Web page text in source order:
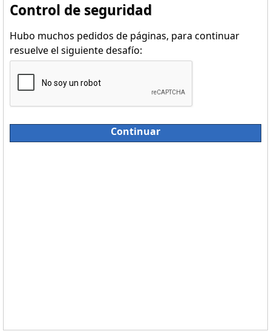
Control de seguridad
Hubo muchos pedidos de páginas, para continuar
resuelve el siguiente desafío:
Continuar